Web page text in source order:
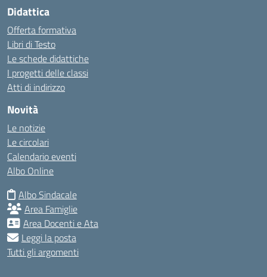
Didattica
Offerta formativa
Libri di Testo
Le schede didattiche
I progetti delle classi
Atti di indirizzo
Novità
Le notizie
Le circolari
Calendario eventi
Albo Online
Albo Sindacale
Area Famiglie
Area Docenti e Ata
Leggi la posta
Tutti gli argomenti